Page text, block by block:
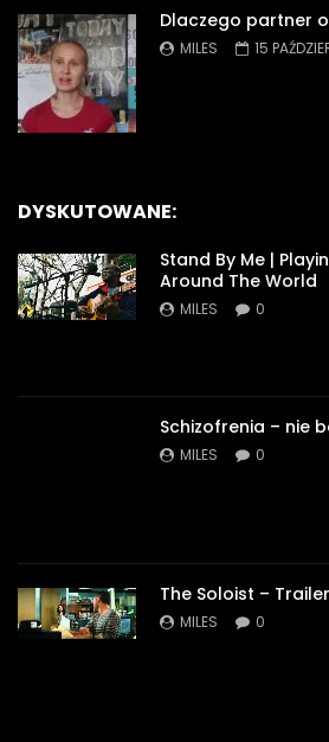
Dlaczego partner
MILES 15
DYSKUTOWANE:
Stand By Me |
Around The World
MILES 0
Schizofrenia – nie
MILES 0
The Soloist – Trailer
MILES 0